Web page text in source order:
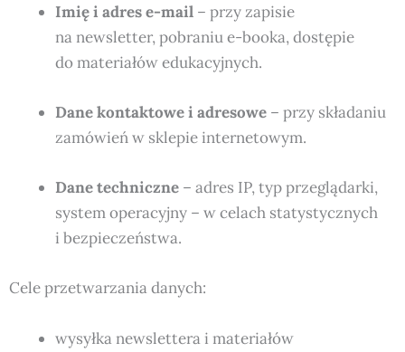
Imię i adres e-mail – przy zapisie
na newsletter, pobraniu e-booka, dostępie
do materiałów edukacyjnych.
Dane kontaktowe i adresowe – przy składaniu
zamówień w sklepie internetowym.
Dane techniczne – adres IP, typ przeglądarki,
system operacyjny – w celach statystycznych
i bezpieczeństwa.
Cele przetwarzania danych:
wysyłka newslettera i materiałów